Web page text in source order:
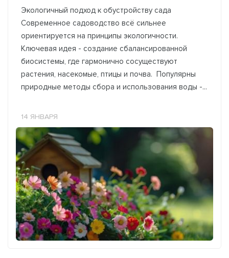
Экологичный подход к обустройству сада
Современное садоводство всё сильнее
ориентируется на принципы экологичности.
Ключевая идея - создание сбалансированной
биосистемы, где гармонично сосуществуют
растения, насекомые, птицы и почва. Популярны
природные методы сбора и использования воды -...
14 ЯНВАРЯ